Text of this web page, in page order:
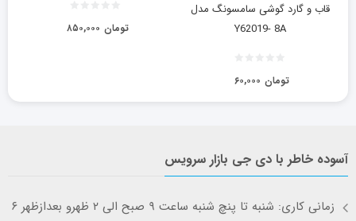
قاب و گارد گوشی سامسونگ مدل
Y62019- 8A
۶۰,۰۰۰ تومان
۸۵۰,۰۰۰ تومان
آسوده خاطر با دی جی بازار سرویس
زمانی کاری: شنبه تا پنچ شنبه ساعت ۹ صبح الی ۲ ظهرو بعدازظهر ۶